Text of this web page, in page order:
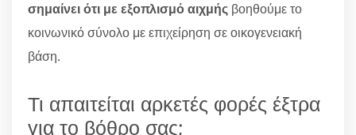
σημαίνει ότι με εξοπλισμό αιχμής βοηθούμε το
κοινωνικό σύνολο με επιχείρηση σε οικογενειακή
βάση.
Τι απαιτείται αρκετές φορές έξτρα
για το βόθρο σας;